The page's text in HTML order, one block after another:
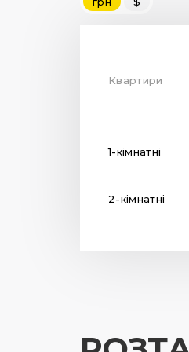
Квартири
1-кімнатні
2-кімнатні